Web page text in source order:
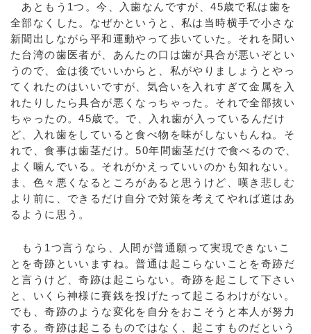
あともう1つ。今、入歯なんですが、45歳で私は歯を
全部なくした。なぜかというと、私は当時横手で小さな
新聞出しながら平和運動やって歩いていた。それを聞い
た台湾の歯医者が、あんたの口は歯が具合が悪いぞとい
うので、金は後でいいからと、私がやりましょうとやっ
てくれたのはいいですが、気合いを入れすぎて金属を入
れたりしたら具合が悪くなっちゃった。それで全部抜い
ちゃったの。45歳で。で、入れ歯が入っているんだけ
ど、入れ歯をしていると食べ物を味がしないもんね。そ
れで、食事は歯茎だけ。50年間歯茎だけで食べるので、
よく噛んでいる。それがかえっていいのかも知れない。
ま、色々悪くなるところがあると思うけど、嘆き悲しむ
より前に、できるだけ自分で対策を考えてやれば道はあ
るように思う。
もう1つ言うなら、人間が普通願って実現できないこ
とを奇跡といいますね。普通は起こらないことを奇跡だ
と言うけど、奇跡は起こらない。奇跡を起こして下さい
と、いくら神様に賽銭を投げたって起こるわけがない。
でも、奇跡のような変化を自分をおこそうと本人が努力
する。奇跡は起こるものではなく、起こすものだという